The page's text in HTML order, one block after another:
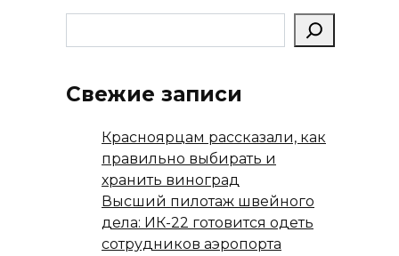
Свежие записи
Красноярцам рассказали, как
правильно выбирать и
хранить виноград
Высший пилотаж швейного
дела: ИК-22 готовится одеть
сотрудников аэропорта